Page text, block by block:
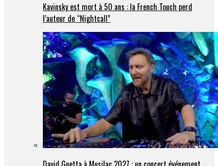
Kavinsky est mort à 50 ans : la French Touch perd
l’auteur de “Nightcall”